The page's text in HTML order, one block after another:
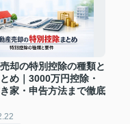
却の特別控除の種類と
め｜3000万円控除・
家・申告方法まで徹底